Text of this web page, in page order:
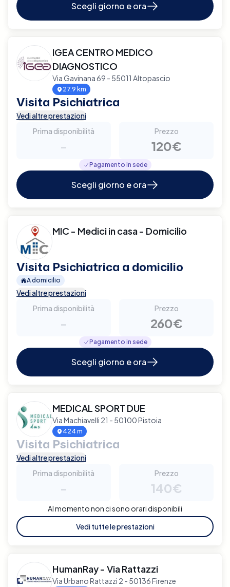
Scegli giorno e ora
IGEA CENTRO MEDICO
DIAGNOSTICO
Via Gavinana 69 - 55011 Altopascio
27.9 km
Visita Psichiatrica
Vedi altre prestazioni
Prima disponibilità
-
Prezzo
120€
Pagamento in sede
Scegli giorno e ora
MIC - Medici in casa - Domicilio
Visita Psichiatrica a domicilio
A domicilio
Vedi altre prestazioni
Prima disponibilità
-
Prezzo
260€
Pagamento in sede
Scegli giorno e ora
MEDICAL SPORT DUE
Via Machiavelli 21 - 50100 Pistoia
424 m
Visita Psichiatrica
Vedi altre prestazioni
Prima disponibilità
-
Prezzo
140€
Al momento non ci sono orari disponibili
Vedi tutte le prestazioni
HumanRay - Via Rattazzi
Via Urbano Rattazzi 2 - 50136 Firenze